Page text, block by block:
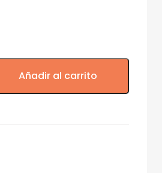
Añadir al carrito